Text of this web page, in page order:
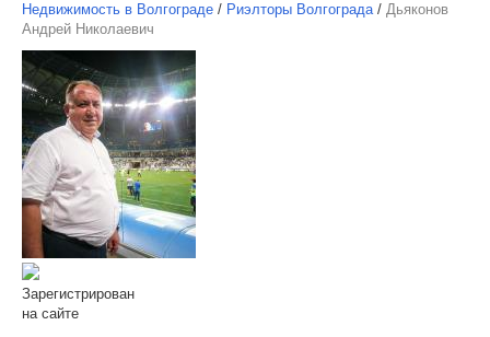
Недвижимость в Волгограде / Риэлторы Волгограда / Дьяконов
Андрей Николаевич
Зарегистрирован
на сайте